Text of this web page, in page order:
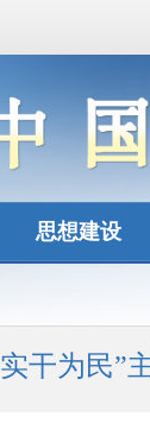
思想建设
干为民